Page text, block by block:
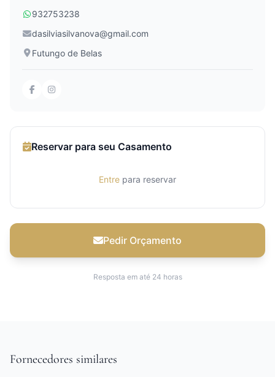
932753238
dasilviasilvanova@gmail.com
Futungo de Belas
Reservar para seu Casamento
Entre para reservar
Pedir Orçamento
Resposta em até 24 horas
Fornecedores similares